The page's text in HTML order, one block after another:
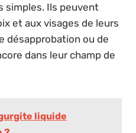
simples. Ils peuvent
et aux visages de leurs
désapprobation ou de
dans leur champ de
liquide